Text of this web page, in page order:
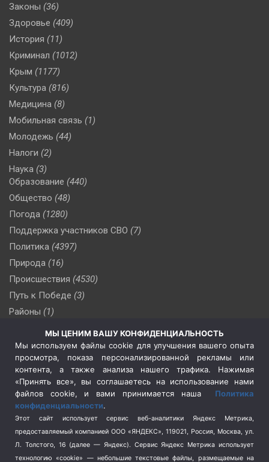
Законы (36)
Здоровье (409)
История (11)
Криминал (1012)
Крым (1177)
Культура (816)
Медицина (8)
Мобильная связь (1)
Молодежь (44)
Налоги (2)
Наука (3)
Образование (440)
Общество (48)
Погода (1280)
Поддержка участников СВО (7)
Политика (4397)
Природа (16)
Происшествия (4530)
Путь к Победе (3)
Районы (1)
(510)
Сельское хозяйство (3)
Социальная политика
(3)
Спецоперация в Украине
Спецоперация на Украине
(404)
Спорт (740)
Терроризм (1)
Транспорт (262)
МЫ ЦЕНИМ ВАШУ КОНФИДЕНЦИАЛЬНОСТЬ
Мы используем файлы cookie для улучшения вашего опыта
просмотра, показа персонализированной рекламы или
контента, а также анализа нашего трафика. Нажимая
«Принять все», вы соглашаетесь на использование нами
файлов cookie, и вами принимается наша Политика
конфиденциальности.
Этот сайт использует сервис веб-аналитики Яндекс Метрика,
предоставляемый компанией ООО «ЯНДЕКС», 119021, Россия, Москва, ул.
Л. Толстого, 16 (далее — Яндекс). Сервис Яндекс Метрика использует
технологию «cookie» — небольшие текстовые файлы, размещаемые на